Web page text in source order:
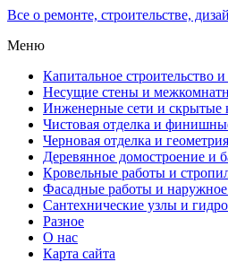
Все о ремонте, строительстве,
Меню
Капитальное строительство
Несущие стены и
Инженерные сети и скрытые
Чистовая отделка и
Черновая отделка и
Деревянное домостроение и
Кровельные работы и
Фасадные работы и наружное
Сантехнические узлы и
Разное
О нас
Карта сайта